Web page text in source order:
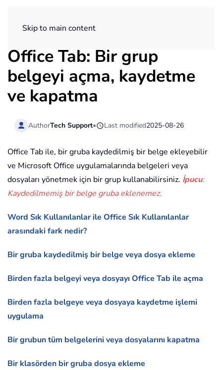
Skip to main content
Office Tab: Bir grup
belgeyi açma, kaydetme
ve kapatma
AuthorTech Support• Last modified2025-08-26
Office Tab ile, bir gruba kaydedilmiş bir belge ekleyebilir
ve Microsoft Office uygulamalarında belgeleri veya
dosyaları yönetmek için bir grup kullanabilirsiniz. İpucu:
Kaydedilmemiş bir belge gruba eklenemez.
Word Sık Kullanılanlar ile Office Sık Kullanılanlar
arasındaki fark nedir?
Bir gruba kaydedilmiş bir belge veya dosya ekleme
Birden fazla belgeyi veya dosyayı Office Tab ile açma
Birden fazla belgeye veya dosyaya kaydetme işlemi
uygulama
Bir grubun tüm belgelerini veya dosyalarını kapatma
Bir klasörden bir gruba dosya ekleme